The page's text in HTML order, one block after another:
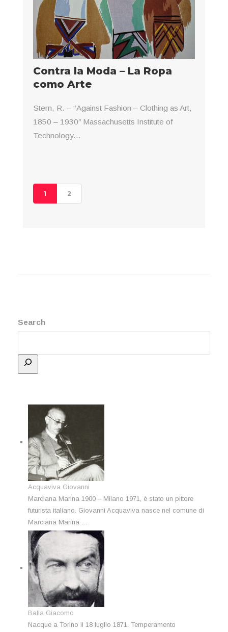
Contra la Moda – La Ropa
como Arte
Stern, R. – “Against Fashion – Clothing as Art,
1850 – 1930″ Massachusetts Institute of
Technology...
1 2
Search
Acquaviva Giovanni
Marciana Marina 1900 – Milano 1971, è stato un pittore
futurista italiano. Giovanni Acquaviva nasce nel comune di
Marciana Marina …
Balla Giacomo
Nacque a Torino il 18 luglio 1871. Temperamento